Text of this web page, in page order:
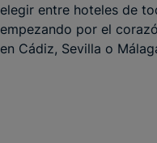
elegir entre hoteles de
empezando por el
en Cádiz, Sevilla o